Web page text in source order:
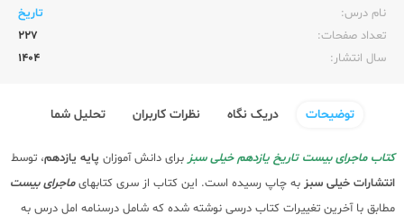
نام درس:
تاریخ
تعداد صفحات:‌
227
سال انتشار:‌
1404
توضیحات دریک نگاه نظرات کاربران تحلیل شما
کتاب ماجرای بیست تاریخ یازدهم خیلی سبزبرای دانش آموزان پایه یازدهم، توسط
انتشارات خیلی سبز به چاپ رسیده است. این کتاب از سری کتابهایماجرای بیست
مطابق با آخرین تغییرات کتاب درسی نوشته شده که شامل درسنامه امل درس به